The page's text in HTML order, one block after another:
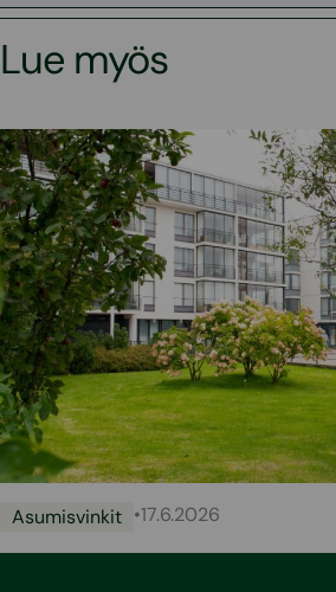
Lue myös
Asumisvinkit •17.6.2026
Taloyhtiön